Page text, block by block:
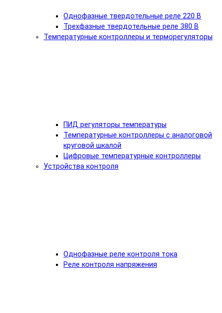
Однофазные твердотельные реле 220 В
Трехфазные твердотельные реле 380 В
Температурные контроллеры и терморегуляторы
ПИД регуляторы температуры
Температурные контроллеры с аналоговой
круговой шкалой
Цифровые температурные контроллеры
Устройства контроля
Однофазные реле контроля тока
Реле контроля напряжения